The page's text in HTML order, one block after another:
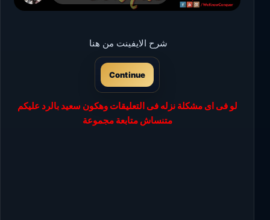
شرح الايفينت من هنا
Continue
لو فى اى مشكلة نزله فى التعليقات وهكون سعيد بالرد عليكم
متنساش متابعة مجموعة